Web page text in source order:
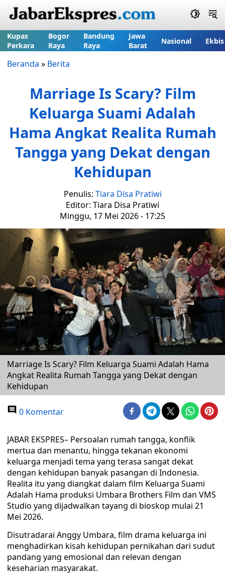
Kupas
Perkara
Bogor
Raya
Bandung
Raya
Jawa
Barat
Nasional Ekbis
Beranda » Berita
Marriage Is Scary? Film
Keluarga Suami Adalah
Hama Angkat Realita Rumah
Tangga yang Dekat dengan
Kehidupan
Penulis: Tiara Disa Pratiwi
Editor: Tiara Disa Pratiwi
Minggu, 17 Mei 2026 - 17:25
Marriage Is Scary? Film Keluarga Suami Adalah Hama
Angkat Realita Rumah Tangga yang Dekat dengan
Kehidupan
0 Komentar
JABAR EKSPRES– Persoalan rumah tangga, konflik
mertua dan menantu, hingga tekanan ekonomi
keluarga menjadi tema yang terasa sangat dekat
dengan kehidupan banyak pasangan di Indonesia.
Realita itu yang diangkat dalam film Keluarga Suami
Adalah Hama produksi Umbara Brothers Film dan VMS
Studio yang dijadwalkan tayang di bioskop mulai 21
Mei 2026.
Disutradarai Anggy Umbara, film drama keluarga ini
menghadirkan kisah kehidupan pernikahan dari sudut
pandang yang emosional dan relevan dengan
keseharian masyarakat.